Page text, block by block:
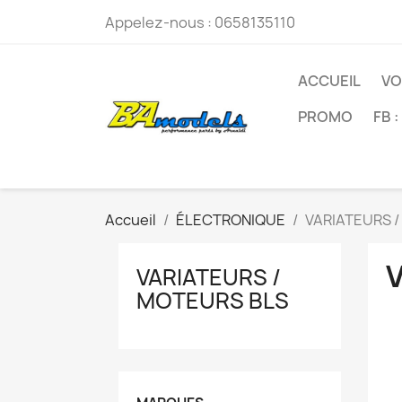
Appelez-nous : 0658135110
ACCUEIL
PROMO
FB
Accueil ÉLECTRONIQUE VARIATEURS
VARIATEURS /
MOTEURS BLS